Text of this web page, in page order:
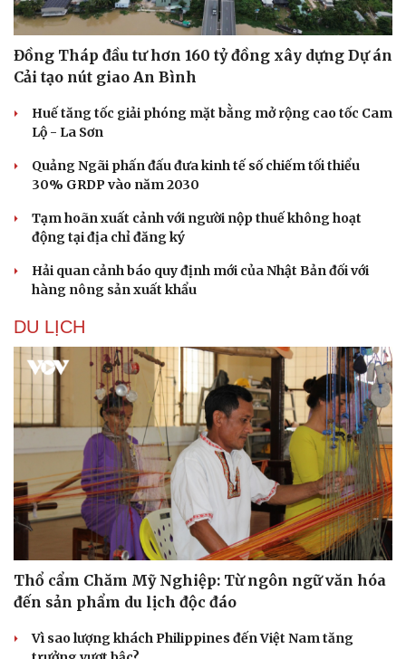
Văn hóa
Sân khấu - Điện ảnh
Văn học
Âm nhạc
Giải trí
Thời trang
Đồng Tháp đầu tư hơn 160 tỷ đồng xây dựng Dự án
Cải tạo nút giao An Bình
Huế tăng tốc giải phóng mặt bằng mở rộng cao tốc Cam
Lộ - La Sơn
Quảng Ngãi phấn đấu đưa kinh tế số chiếm tối thiểu
30% GRDP vào năm 2030
Tạm hoãn xuất cảnh với người nộp thuế không hoạt
động tại địa chỉ đăng ký
Hải quan cảnh báo quy định mới của Nhật Bản đối với
hàng nông sản xuất khẩu
DU LỊCH
Thổ cẩm Chăm Mỹ Nghiệp: Từ ngôn ngữ văn hóa
đến sản phẩm du lịch độc đáo
Vì sao lượng khách Philippines đến Việt Nam tăng